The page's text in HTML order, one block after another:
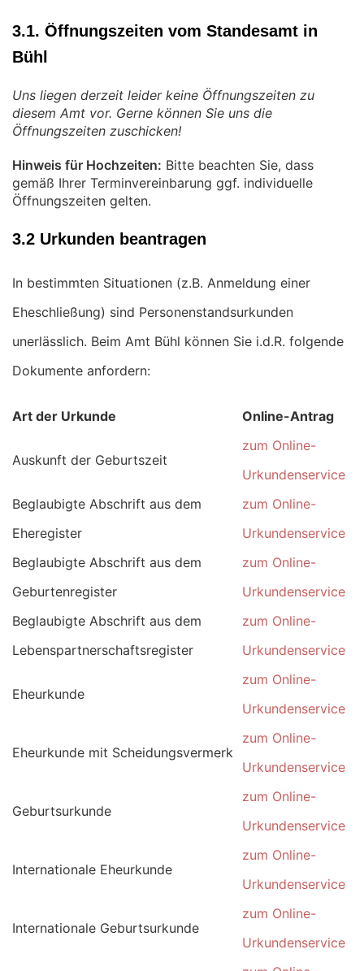
3.1. Öffnungszeiten vom Standesamt in
Bühl
Uns liegen derzeit leider keine Öffnungszeiten zu
diesem Amt vor. Gerne können Sie uns die
Öffnungszeiten zuschicken!
Hinweis für Hochzeiten: Bitte beachten Sie, dass
gemäß Ihrer Terminvereinbarung ggf. individuelle
Öffnungszeiten gelten.
3.2 Urkunden beantragen
In bestimmten Situationen (z.B. Anmeldung einer
Eheschließung) sind Personenstandsurkunden
unerlässlich. Beim Amt Bühl können Sie i.d.R. folgende
Dokumente anfordern:
Art der Urkunde Online-Antrag
Auskunft der Geburtszeit
zum Online-
Urkundenservice
Beglaubigte Abschrift aus dem
Eheregister
zum Online-
Urkundenservice
Beglaubigte Abschrift aus dem
Geburtenregister
zum Online-
Urkundenservice
Beglaubigte Abschrift aus dem
Lebenspartnerschaftsregister
zum Online-
Urkundenservice
Eheurkunde
zum Online-
Urkundenservice
Eheurkunde mit Scheidungsvermerk
zum Online-
Urkundenservice
Geburtsurkunde
zum Online-
Urkundenservice
Internationale Eheurkunde
zum Online-
Urkundenservice
Internationale Geburtsurkunde
zum Online-
Urkundenservice